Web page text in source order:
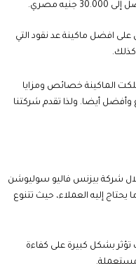
مصري.
افضل ماكينة عد نقود التي
الماكينة خصائص ومزايا
وأفضل أيضا. ولذا تقدم شركتنا
شركة بيزنس فاليو سوليوشن
إليه العملاء، حيث تتنوع
بشكل كبيرة على كفاءة
مستعملة.